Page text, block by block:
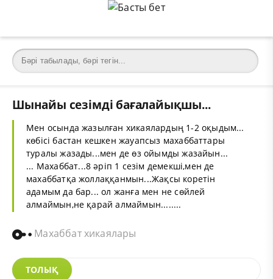
Шынайы сезімді бағалайықшы...
Мен осында жазылған хикаялардың 1-2 оқыдым...
көбісі бастан кешкен жауапсыз махаббаттары
туралы жазады...мен де өз ойымды жазайын...
... Махаббат...8 әріп 1 сезім демекші,мен де
махаббатқа жоллаққанмын...Жақсы коретін
адамым да бар... ол жанға мен не сөйлей
алмаймын,не қарай алмаймын........
Махаббат хикаялары
ТОЛЫҚ